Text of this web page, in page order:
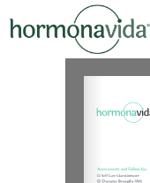
INICIO